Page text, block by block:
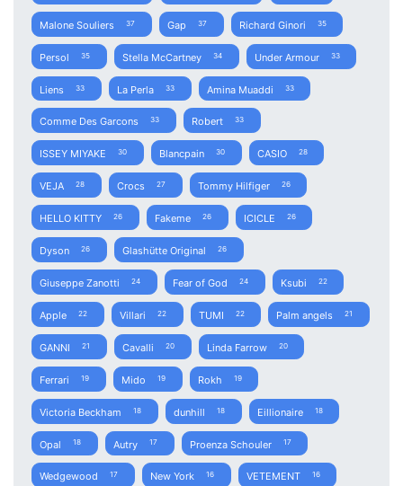
Malone Souliers 37 Gap 37 Richard Ginori 35
Persol 35 Stella McCartney 34 Under Armour 33
Liens 33 La Perla 33 Amina Muaddi 33
Comme Des Garcons 33 Robert 33
ISSEY MIYAKE 30 Blancpain 30 CASIO 28
VEJA 28 Crocs 27 Tommy Hilfiger 26
HELLO KITTY 26 Fakeme 26 ICICLE 26
Dyson 26 Glashütte Original 26
Giuseppe Zanotti 24 Fear of God 24 Ksubi 22
Apple 22 Villari 22 TUMI 22 Palm angels 21
GANNI 21 Cavalli 20 Linda Farrow 20
Ferrari 19 Mido 19 Rokh 19
Victoria Beckham 18 dunhill 18 Eillionaire 18
Opal 18 Autry 17 Proenza Schouler 17
Wedgewood 17 New York 16 VETEMENT 16